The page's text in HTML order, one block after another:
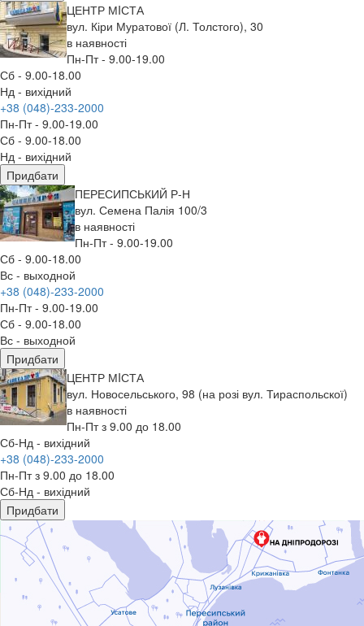
ЦЕНТР МIСТА
вул. Кіри Муратової (Л. Толстого), 30
в наявності
Пн-Пт - 9.00-19.00
Сб - 9.00-18.00
Нд - вихідний
+38 (048)-233-2000
Пн-Пт - 9.00-19.00
Сб - 9.00-18.00
Нд - вихідний
Придбати
ПЕРЕСИПСЬКИЙ Р-Н
вул. Семена Палія 100/3
в наявності
Пн-Пт - 9.00-19.00
Сб - 9.00-18.00
Вс - выходной
+38 (048)-233-2000
Пн-Пт - 9.00-19.00
Сб - 9.00-18.00
Вс - выходной
Придбати
ЦЕНТР МIСТА
вул. Новосельського, 98 (на розі вул. Тираспольскої)
в наявності
Пн-Пт з 9.00 до 18.00
Сб-Нд - вихідний
+38 (048)-233-2000
Пн-Пт з 9.00 до 18.00
Сб-Нд - вихідний
Придбати